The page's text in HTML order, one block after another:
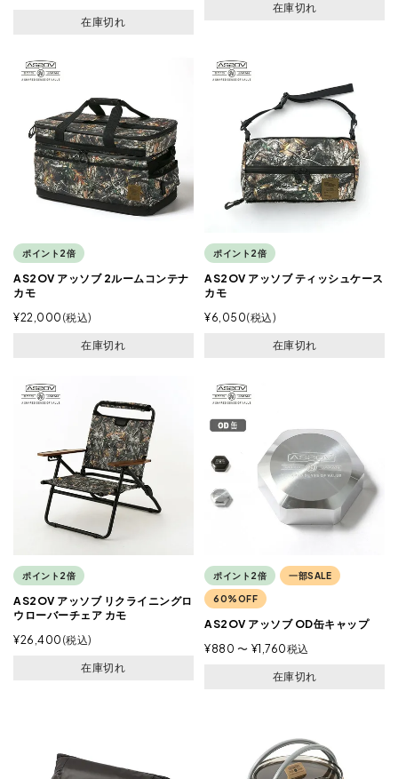
在庫切れ
在庫切れ
ポイント2倍
AS2OV アッソブ 2ルームコンテナ
カモ
¥22,000 税込
在庫切れ
ポイント2倍
AS2OV アッソブ ティッシュケース
カモ
¥6,050 税込
在庫切れ
ポイント2倍
AS2OV アッソブ リクライニングロ
ウローバーチェア カモ
¥26,400 税込
在庫切れ
ポイント2倍 一部SALE
60%OFF
AS2OV アッソブ OD缶キャップ
¥880 〜 ¥1,760税込
在庫切れ